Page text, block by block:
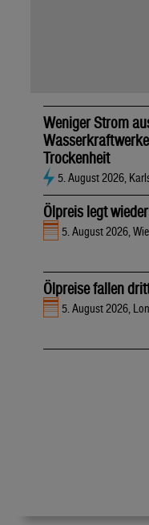
Weniger Strom
Trockenheit
5. August 2026,
Ölpreis legt
5. August 2026,
Ölpreise fallen
5. August 2026,